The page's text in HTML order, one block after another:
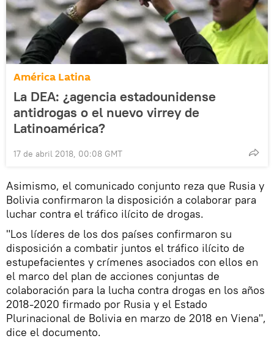
América Latina
La DEA: ¿agencia estadounidense
antidrogas o el nuevo virrey de
Latinoamérica?
17 de abril 2018, 00:08 GMT
Asimismo, el comunicado conjunto reza que Rusia y
Bolivia confirmaron la disposición a colaborar para
luchar contra el tráfico ilícito de drogas.
"Los líderes de los dos países confirmaron su
disposición a combatir juntos el tráfico ilícito de
estupefacientes y crímenes asociados con ellos en
el marco del plan de acciones conjuntas de
colaboración para la lucha contra drogas en los años
2018-2020 firmado por Rusia y el Estado
Plurinacional de Bolivia en marzo de 2018 en Viena",
dice el documento.